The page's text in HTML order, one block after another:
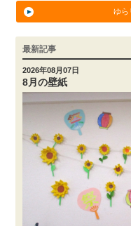
ゆら
最新記事
2026年08月07日
8月の壁紙